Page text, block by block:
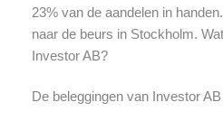
23% van de aandelen in
naar de beurs in Stockholm.
Investor AB?
De beleggingen van Investor AB